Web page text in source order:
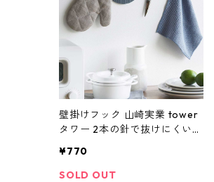
壁掛けフック 山崎実業 tower
タワー 2本の針で抜けにくいフ
ク
¥770
SOLD OUT